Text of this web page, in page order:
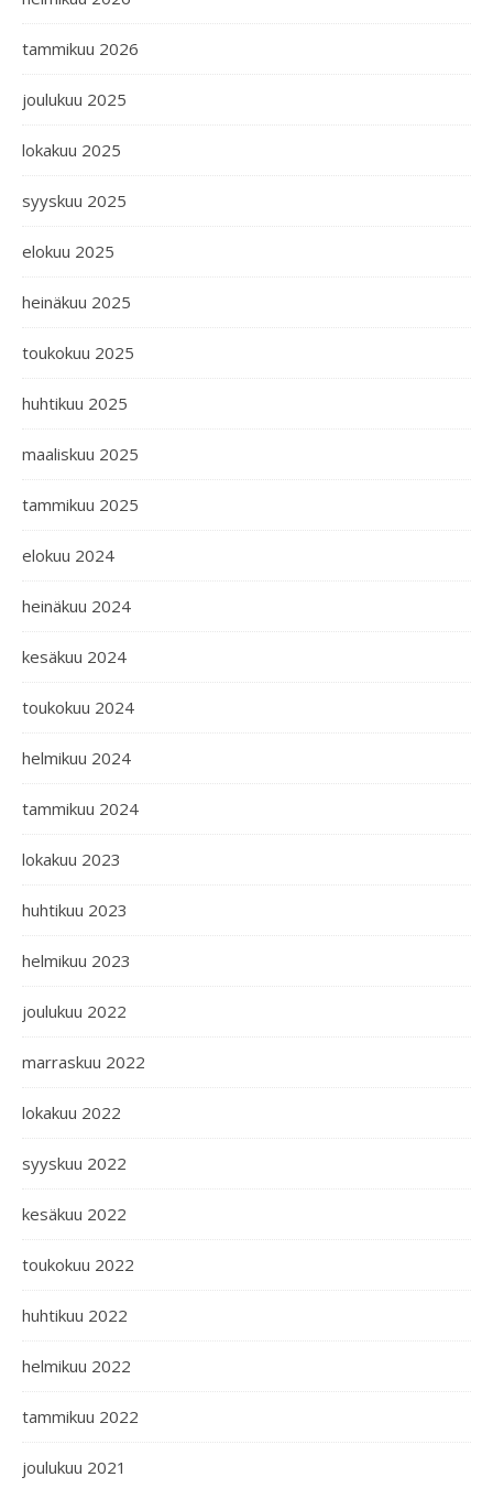
tammikuu 2026
joulukuu 2025
lokakuu 2025
syyskuu 2025
elokuu 2025
heinäkuu 2025
toukokuu 2025
huhtikuu 2025
maaliskuu 2025
tammikuu 2025
elokuu 2024
heinäkuu 2024
kesäkuu 2024
toukokuu 2024
helmikuu 2024
tammikuu 2024
lokakuu 2023
huhtikuu 2023
helmikuu 2023
joulukuu 2022
marraskuu 2022
lokakuu 2022
syyskuu 2022
kesäkuu 2022
toukokuu 2022
huhtikuu 2022
helmikuu 2022
tammikuu 2022
joulukuu 2021